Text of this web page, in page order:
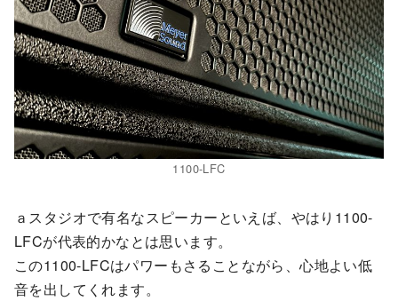
1100-LFC
ａスタジオで有名なスピーカーといえば、やはり1100-
LFCが代表的かなとは思います。
この1100-LFCはパワーもさることながら、心地よい低
音を出してくれます。